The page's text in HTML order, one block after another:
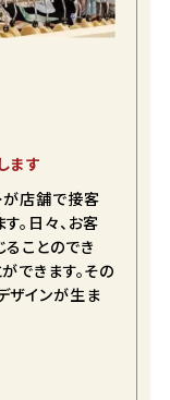
ます
が店舗で接客
。日々、お客
ことのでき
できます。その
ザインが生ま